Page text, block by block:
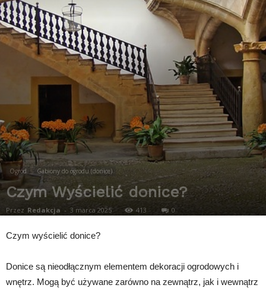
Ogród Gabiony do ogrodu (donice)
Czym Wyścielić donice?
Przez Redakcja - 3 marca 2025 413 0
Czym wyścielić donice?
Donice są nieodłącznym elementem dekoracji ogrodowych i
wnętrz. Mogą być używane zarówno na zewnątrz, jak i wewnątrz